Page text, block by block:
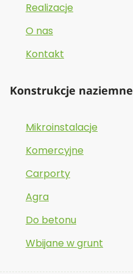
Realizacje
O nas
Kontakt
Konstrukcje naziemne
Mikroinstalacje
Komercyjne
Carporty
Agra
Do betonu
Wbijane w grunt